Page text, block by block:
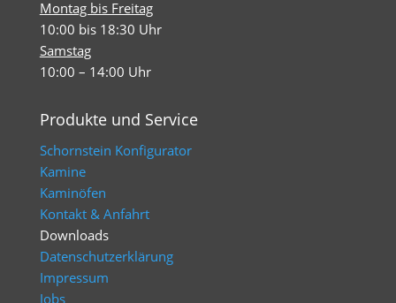
Montag bis Freitag
10:00 bis 18:30 Uhr
Samstag
10:00 – 14:00 Uhr
Produkte und Service
Schornstein Konfigurator
Kamine
Kaminöfen
Kontakt & Anfahrt
Downloads
Datenschutzerklärung
Impressum
Jobs